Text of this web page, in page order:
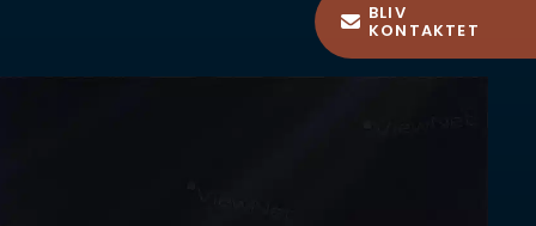
BLIV
KONTAKTET